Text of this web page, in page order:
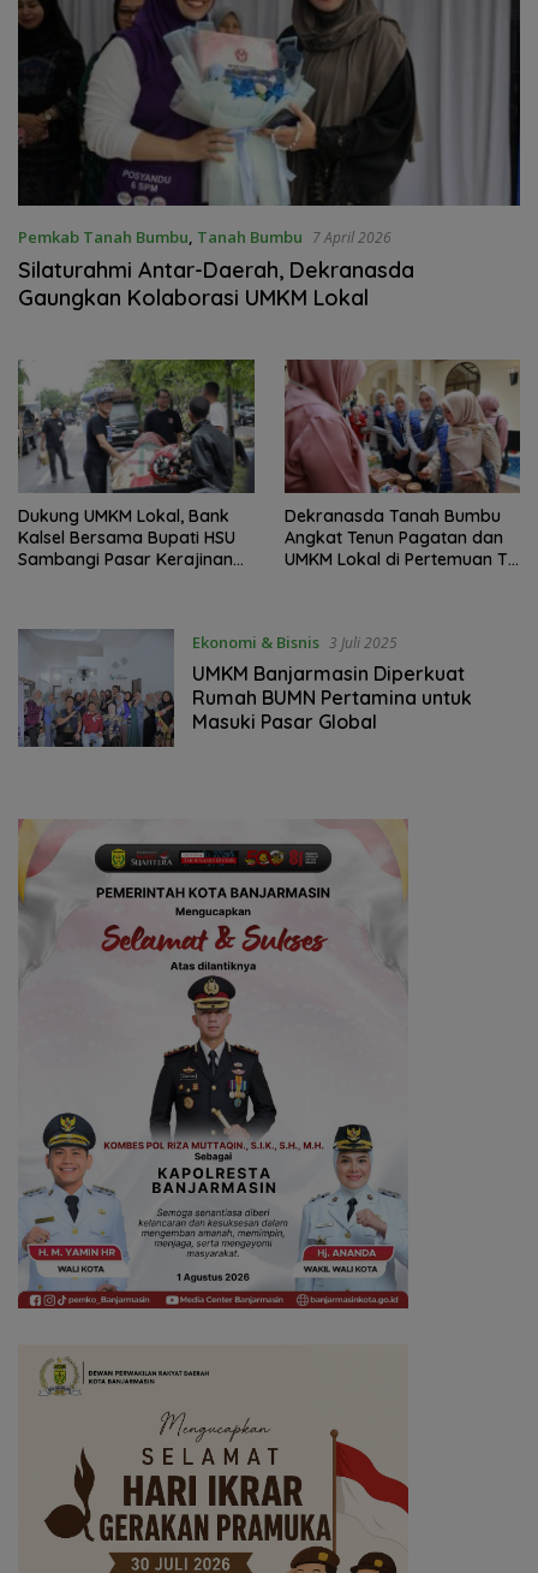
Pemkab Tanah Bumbu, Tanah Bumbu 7 April 2026
Silaturahmi Antar-Daerah, Dekranasda
Gaungkan Kolaborasi UMKM Lokal
Dukung UMKM Lokal, Bank
Kalsel Bersama Bupati HSU
Sambangi Pasar Kerajinan
Dekranasda Tanah Bumbu
Angkat Tenun Pagatan dan
UMKM Lokal di Pertemuan TP
Ekonomi & Bisnis 3 Juli 2025
UMKM Banjarmasin Diperkuat
Rumah BUMN Pertamina untuk
Masuki Pasar Global